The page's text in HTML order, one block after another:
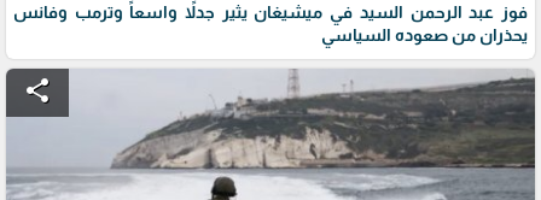
فوز عبد الرحمن السيد في ميشيغان يثير جدلاً واسعاً وترمب وفانس
يحذران من صعوده السياسي
share